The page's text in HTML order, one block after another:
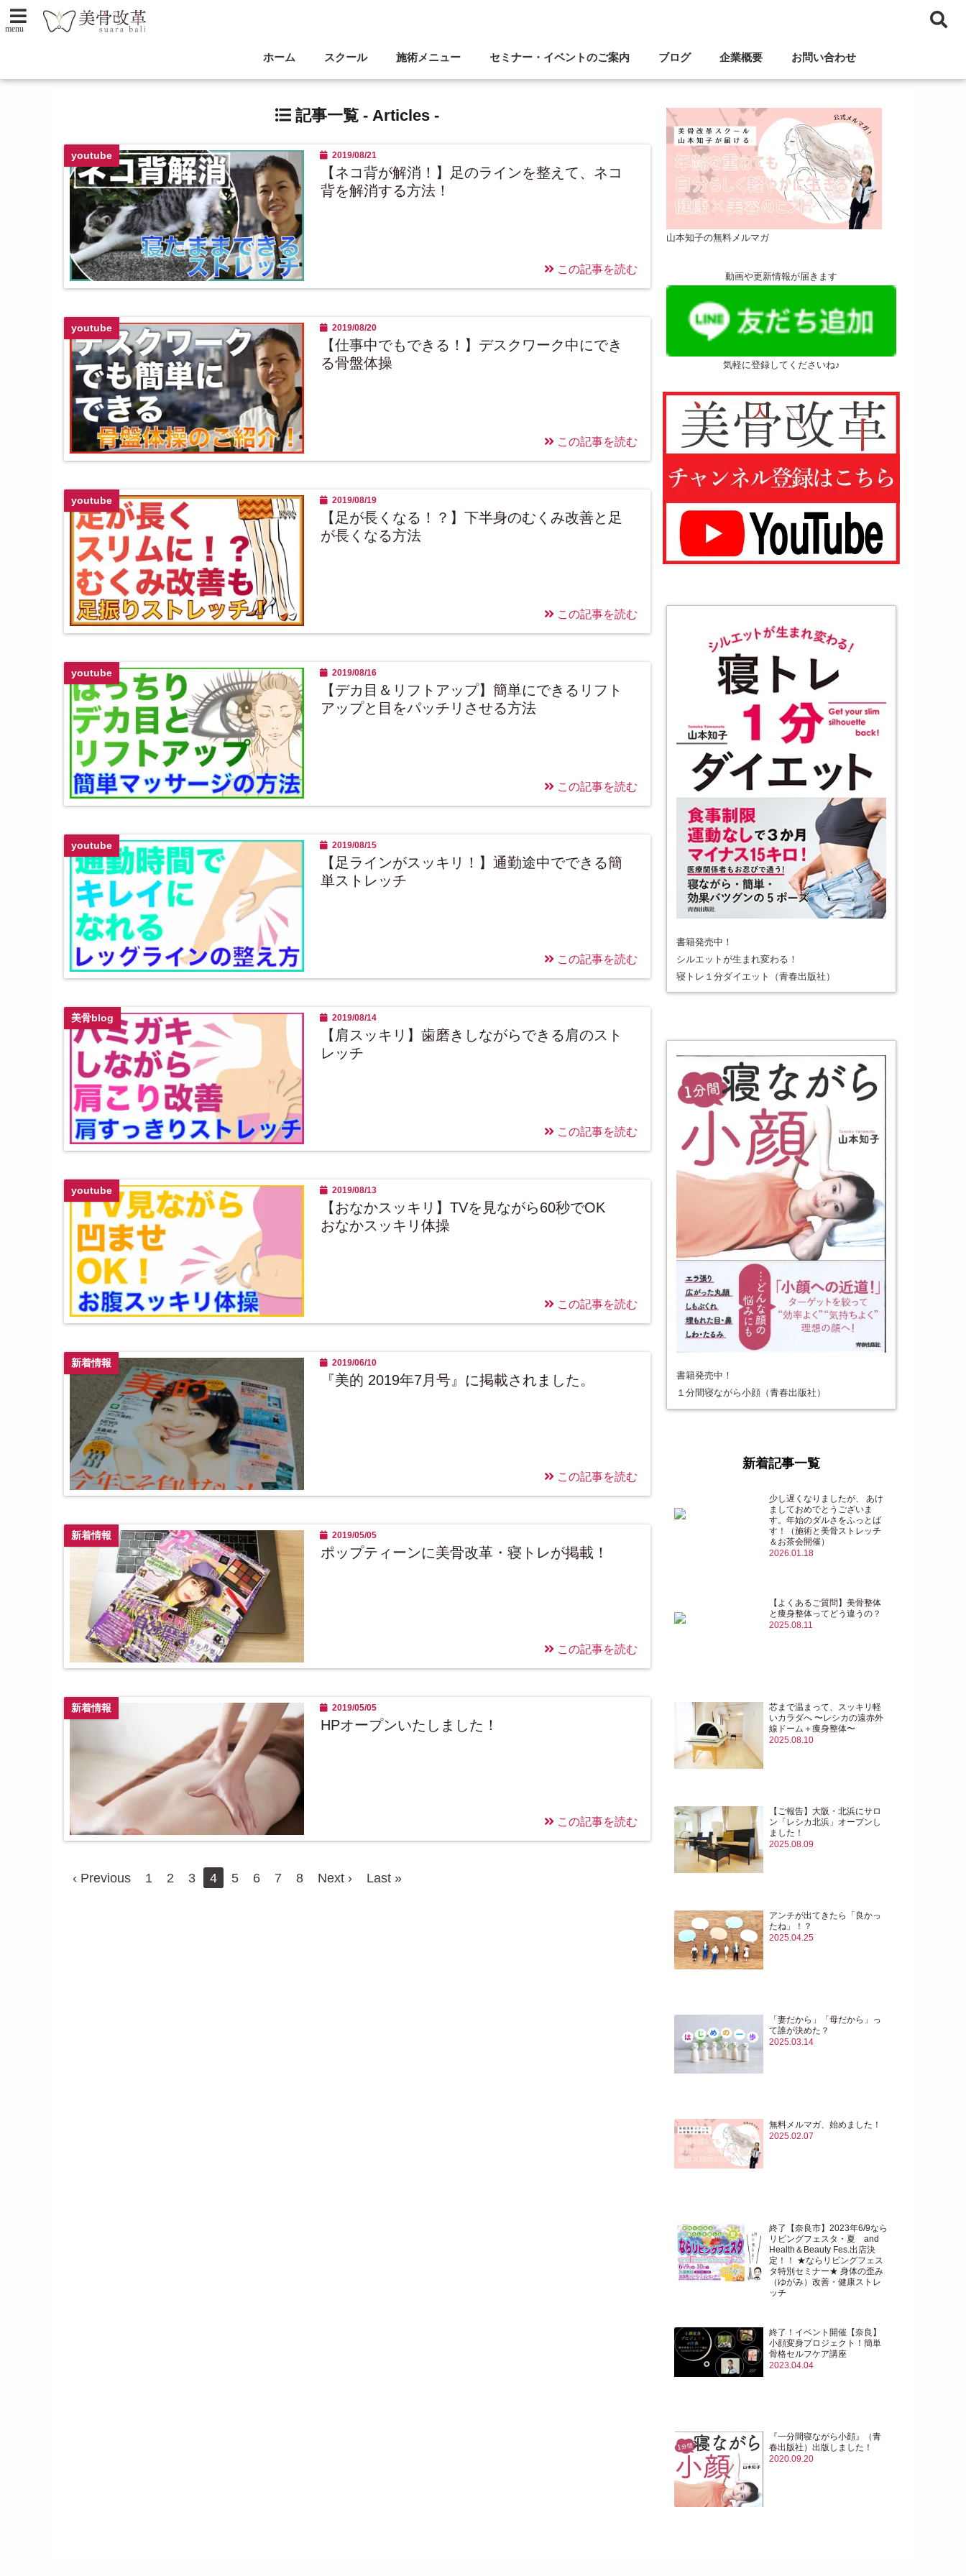
menu
ホーム スクール 施術メニュー セミナー・イベントのご案内 ブログ 企業概要 お問い合わせ
記事一覧 - Articles -
youtube 2019/08/21
【ネコ背が解消！】足のラインを整えて、ネコ
背を解消する方法！
この記事を読む
youtube 2019/08/20
【仕事中でもできる！】デスクワーク中にでき
る骨盤体操
この記事を読む
youtube 2019/08/19
【足が長くなる！？】下半身のむくみ改善と足
が長くなる方法
この記事を読む
youtube 2019/08/16
【デカ目＆リフトアップ】簡単にできるリフト
アップと目をパッチリさせる方法
この記事を読む
youtube 2019/08/15
【足ラインがスッキリ！】通勤途中でできる簡
単ストレッチ
この記事を読む
美骨blog 2019/08/14
【肩スッキリ】歯磨きしながらできる肩のスト
レッチ
この記事を読む
youtube 2019/08/13
【おなかスッキリ】TVを見ながら60秒でOK
おなかスッキリ体操
この記事を読む
新着情報 2019/06/10
『美的 2019年7月号』に掲載されました。
この記事を読む
新着情報 2019/05/05
ポップティーンに美骨改革・寝トレが掲載！
この記事を読む
新着情報 2019/05/05
HPオープンいたしました！
この記事を読む
‹ Previous 1 2 3 4 5 6 7 8 Next › Last »
山本知子の無料メルマガ
動画や更新情報が届きます
気軽に登録してくださいね♪
書籍発売中！
シルエットが生まれ変わる！
寝トレ１分ダイエット（青春出版社）
書籍発売中！
１分間寝ながら小顔（青春出版社）
新着記事一覧
少し遅くなりましたが、 あけ
ましておめでとうございま
す。年始のダルさをふっとば
す！（施術と美骨ストレッチ
＆お茶会開催）
2026.01.18
【よくあるご質問】美骨整体
と痩身整体ってどう違うの？
2025.08.11
芯まで温まって、スッキリ軽
いカラダへ 〜レシカの遠赤外
線ドーム＋痩身整体〜
2025.08.10
【ご報告】大阪・北浜にサロ
ン「レシカ北浜」オープンし
ました！
2025.08.09
アンチが出てきたら「良かっ
たね」！？
2025.04.25
「妻だから」「母だから」っ
て誰が決めた？
2025.03.14
無料メルマガ、始めました！
2025.02.07
終了【奈良市】2023年6/9なら
リビングフェスタ・夏 and
Health＆Beauty Fes.出店決
定！！ ★ならリビングフェス
タ特別セミナー★ 身体の歪み
（ゆがみ）改善・健康ストレ
ッチ
終了！イベント開催【奈良】
小顔変身プロジェクト！簡単
骨格セルフケア講座
2023.04.04
『一分間寝ながら小顔』（青
春出版社）出版しました！
2020.09.20